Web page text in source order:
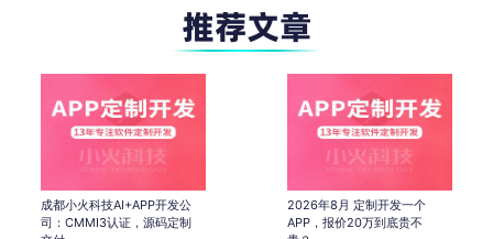
成都小火科技AI+APP开发公
司：CMMI3认证，源码定制
2026年8月 定制开发一个
APP，报价20万到底贵不